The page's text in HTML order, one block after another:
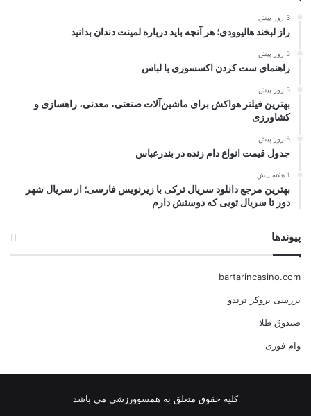
3 روز پیش
راز لبخند هالیوودی؛ هر آنچه باید درباره لمینت دندان بدانید
5 روز پیش
راهنمای ست کردن اکسسوری با لباس
5 روز پیش
بهترین فیلتر هواکش برای ماشین‌آلات صنعتی، معدنی، راهسازی و
کشاورزی
5 روز پیش
جدول قیمت انواع دام زنده در بندرعباس
1 هفته پیش
بهترین مرجع دانلود سریال ترکی با زیرنویس فارسی؛ از سریال شهر
دور تا سریال تویی که دوستش دارم
پیوندها
bartarincasino.com
بررسی بروکر ترندو
صندوق طلا
وام فوری
کلیه حقوق متعلق به همسوورزشی می باشد